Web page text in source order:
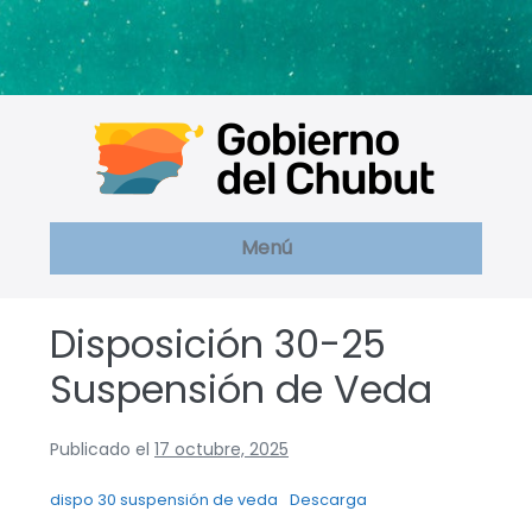
Menú
Disposición 30-25
Suspensión de Veda
Publicado el 17 octubre, 2025
dispo 30 suspensión de veda Descarga